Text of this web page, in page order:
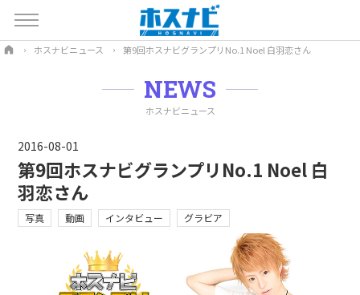
ホスナビニュース 第9回ホスナビグランプリNo.1 Noel 白羽恋さん
NEWS
ホスナビニュース
2016-08-01
第9回ホスナビグランプリNo.1 Noel 白
羽恋さん
写真 動画 インタビュー グラビア